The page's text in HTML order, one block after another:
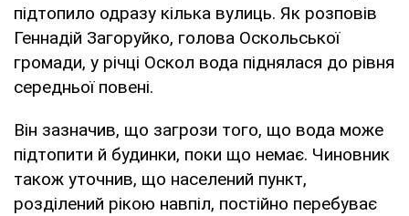
підтопило одразу кілька вулиць. Як розповів
Геннадій Загоруйко, голова Оскольської
громади, у річці Оскол вода піднялася до рівня
середньої повені.
Він зазначив, що загрози того, що вода може
підтопити й будинки, поки що немає. Чиновник
також уточнив, що населений пункт,
розділений рікою навпіл, постійно перебуває